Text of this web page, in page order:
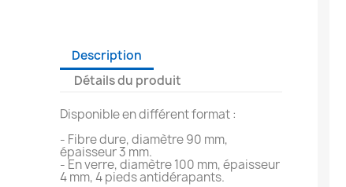
Description
Détails du produit
Disponible en différent format :
- Fibre dure, diamètre 90 mm,
épaisseur 3 mm.
- En verre, diamètre 100 mm, épaisseur
4 mm, 4 pieds antidérapants.